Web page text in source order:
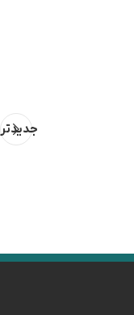
جدیدتر